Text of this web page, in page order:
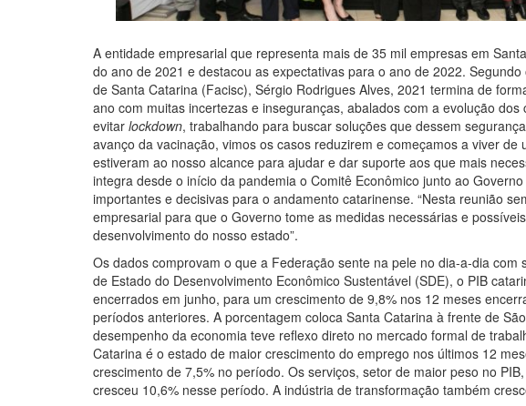
A entidade empresarial que representa mais de 35 mil empresas em
do ano de 2021 e destacou as expectativas para o ano de 2022.
de Santa Catarina (Facisc), Sérgio Rodrigues Alves, 2021 termina de
ano com muitas incertezas e inseguranças, abalados com a evolução
evitar lockdown, trabalhando para buscar soluções que dessem
avanço da vacinação, vimos os casos reduzirem e começamos a viver
estiveram ao nosso alcance para ajudar e dar suporte aos que mais
integra desde o início da pandemia o Comitê Econômico junto ao
importantes e decisivas para o andamento catarinense. “Nesta reunião
empresarial para que o Governo tome as medidas necessárias e
desenvolvimento do nosso estado”.
Os dados comprovam o que a Federação sente na pele no dia-a-dia
de Estado do Desenvolvimento Econômico Sustentável (SDE), o PIB
encerrados em junho, para um crescimento de 9,8% nos 12 meses
períodos anteriores. A porcentagem coloca Santa Catarina à frente de
desempenho da economia teve reflexo direto no mercado formal de
Catarina é o estado de maior crescimento do emprego nos últimos 12
crescimento de 7,5% no período. Os serviços, setor de maior peso no
cresceu 10,6% nesse período. A indústria de transformação também